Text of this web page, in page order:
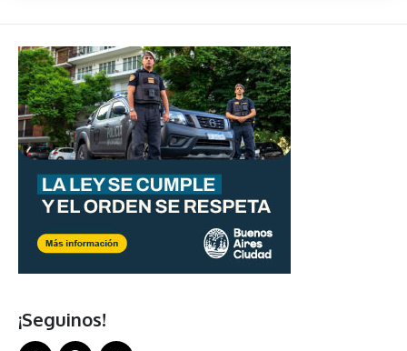
¡Seguinos!